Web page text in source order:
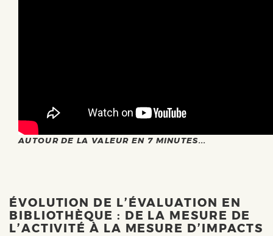
AUTOUR DE LA VALEUR EN 7 MINUTES...
ÉVOLUTION DE L’ÉVALUATION EN
BIBLIOTHÈQUE : DE LA MESURE DE
L’ACTIVITÉ À LA MESURE D’IMPACTS